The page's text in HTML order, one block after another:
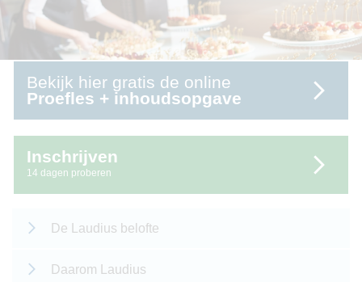
Bekijk hier gratis de online
Proefles + inhoudsopgave
Inschrijven
14 dagen proberen
De Laudius belofte
Daarom Laudius